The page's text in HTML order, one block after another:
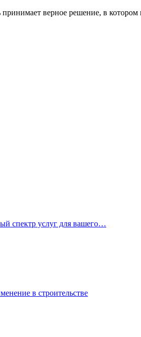
верное решение, в котором
спектр услуг для вашего…
в строительстве